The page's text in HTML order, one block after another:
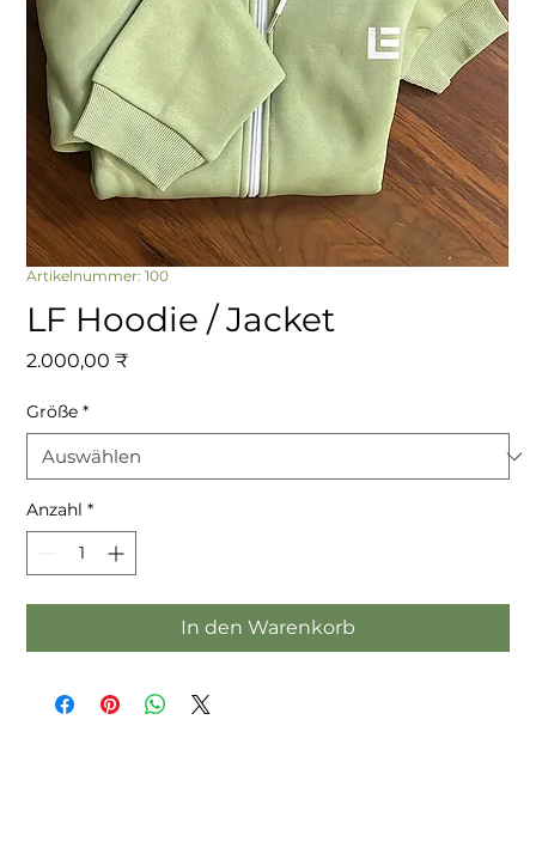
Artikelnummer: 100
LF Hoodie / Jacket
2.000,00 ₹Preis
Größe *
Anzahl *
In den Warenkorb